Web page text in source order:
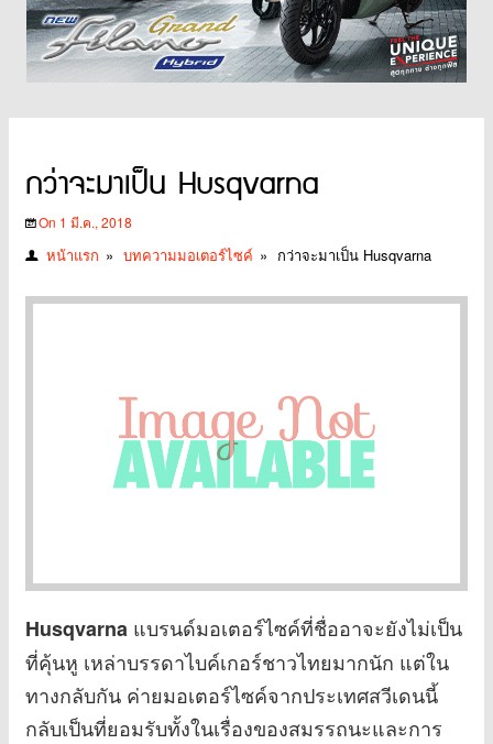
กว่าจะมาเป็น Husqvarna
On 1 มี.ค., 2018
หน้าแรก » บทความมอเตอร์ไซค์ » กว่าจะมาเป็น Husqvarna
Husqvarna แบรนด์มอเตอร์ไซค์ที่ชื่ออาจะยังไม่เป็น
ที่คุ้นหู เหล่าบรรดาไบค์เกอร์ชาวไทยมากนัก แต่ใน
ทางกลับกัน ค่ายมอเตอร์ไซค์จากประเทศสวีเดนนี้
กลับเป็นที่ยอมรับทั้งในเรื่องของสมรรถนะและการ